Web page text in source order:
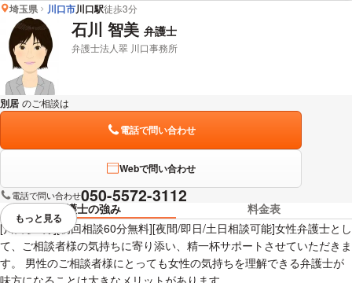
埼玉県 川口市川口駅徒歩3分
石川 智美 弁護士
弁護士法人翠 川口事務所
別居 のご相談は
電話で問い合わせ
Webで問い合わせ
電話で問い合わせ050-5572-3112
弁護士の強み
料金表
[川口駅3分][初回相談60分無料][夜間/即日/土日相談可能]女性弁護士とし
て、ご相談者様の気持ちに寄り添い、精一杯サポートさせていただきま
す。 男性のご相談者様にとっても女性の気持ちを理解できる弁護士が
視覚的に省略されている要素を
もっと見る